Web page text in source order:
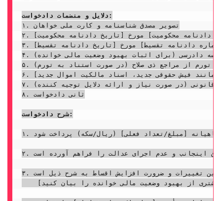
دلایل و منضمات دادخواست:
۱. تصویر مصدق شناسنامه و کارت ملی خواهان
۲. تصویر مصدق دادنامه قطعی محکومیت اولیه شماره [شماره دادنامه محکومیت] مورخ [تاریخ دادنامه محکومیت]
۳. تصویر مصدق دادنامه قطعی اعسار و تقسیط شماره [شماره دادنامه تقسیط] مورخ [تاریخ دادنامه تقسیط]
۴. استشهادیه محلی به ضمیمه مشخصات شهود و در صورت لزوم معرفی شهود در جلسه دادرسی (برای اثبات بهبود وضعیت مالی خوانده)
۵. گزارش رسمی نرخ تورم از مراجع ذی صلاح (در صورت استناد به تورم)
۶. [هرگونه مدرک اثبات کننده بهبود وضعیت مالی خوانده مانند فیش حقوقی جدید، اسناد مالکیت اموال جدید، ...)
۷. درخواست استعلام از مراجع قانونی (در صورت نیاز و ارائه دلایل توجیه کننده)
۸. ثانی دادخواست
شرح دادخواست:
۱. اینجانب خواهان، به موجب دادنامه قطعی شماره [شماره دادنامه محکومیت] مورخ [تاریخ دادنامه محکومیت] صادره از شعبه [شعبه صادرکننده حکم] دادگاه [نام دادگاه]، محکوم له پرونده کلاسه [کلاسه پرونده محکومیت اولیه] می باشم که طی آن خوانده محترم، آقای/خانم [نام خوانده]، به پرداخت [نوع و مبلغ محکوم به] در حق اینجانب محکوم گردیدند. متعاقباً و به موجب دادنامه شماره [شماره دادنامه تقسیط] مورخ [تاریخ دادنامه تقسیط] همان شعبه، اعسار ایشان از پرداخت یکجای محکوم به پذیرفته و مقرر گردید مبلغ مذکور به صورت اقساط ماهیانه [مبلغ/تعداد فعلی] (ریال/سکه) پرداخت شود.
۲. مع الوصف، از زمان صدور حکم تقسیط تاکنون، شرایط اقتصادی کشور و وضعیت مالی خوانده محترم دستخوش تغییرات اساسی و قابل توجهی گردیده که ادامه پرداخت اقساط با مبلغ و تعداد اولیه، موجبات تضییع حقوق اینجانب و عدم اجرای عدالت را فراهم آورده است.
۳. دلایل این تغییرات و ضرورت افزایش اقساط به شرح ذیل است: